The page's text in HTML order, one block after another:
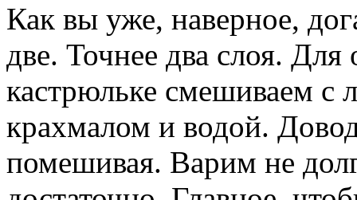
Как вы уже, наверное,
две. Точнее два слоя.
кастрюльке смешиваем с
крахмалом и водой.
помешивая. Варим не